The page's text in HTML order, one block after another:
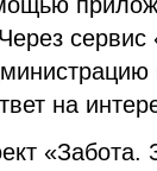
сервис
на
«Забота.